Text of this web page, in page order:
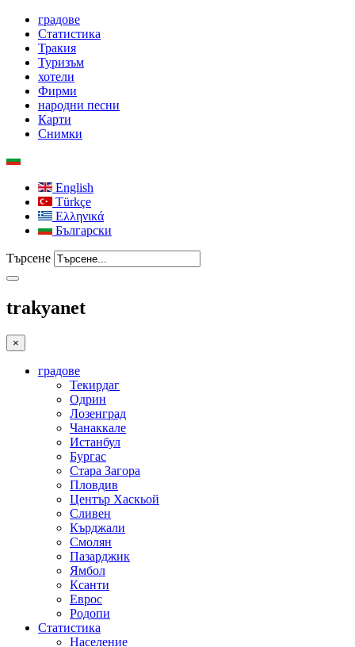
градове
Статистика
Тракия
Туризъм
хотели
Фирми
народни песни
Карти
Снимки
English
Türkçe
Ελληνικά
Български
Търсене
trakyanet
×
градове
Текирдаг
Одрин
Лозенград
Чанаккале
Истанбул
Бургас
Стара Загора
Пловдив
Център Хаскьой
Сливен
Кърджали
Смолян
Пазарджик
Ямбол
Ксанти
Еврос
Родопи
Статистика
Население